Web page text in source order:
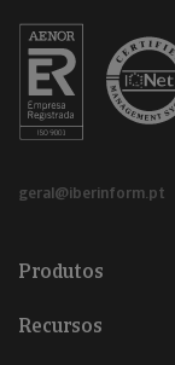
geral@iberinform.pt
Produtos
Recursos